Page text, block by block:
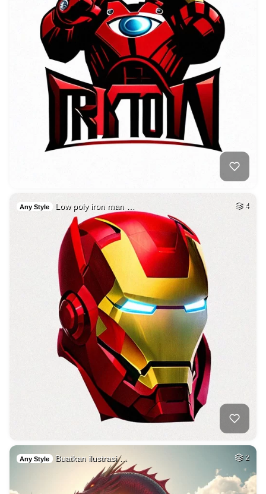
Any Style Low poly iron man … 4
Any Style Buatkan ilustrasi … 2